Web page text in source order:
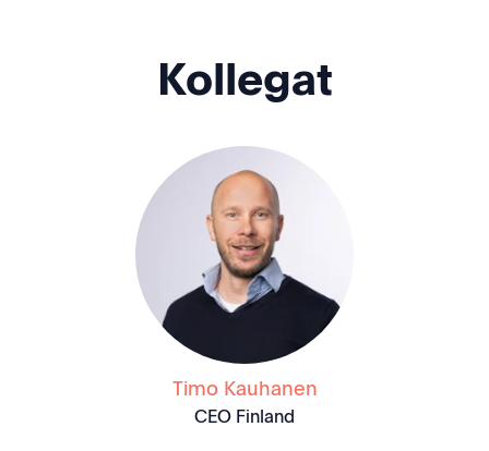
Kollegat
Timo Kauhanen
CEO Finland